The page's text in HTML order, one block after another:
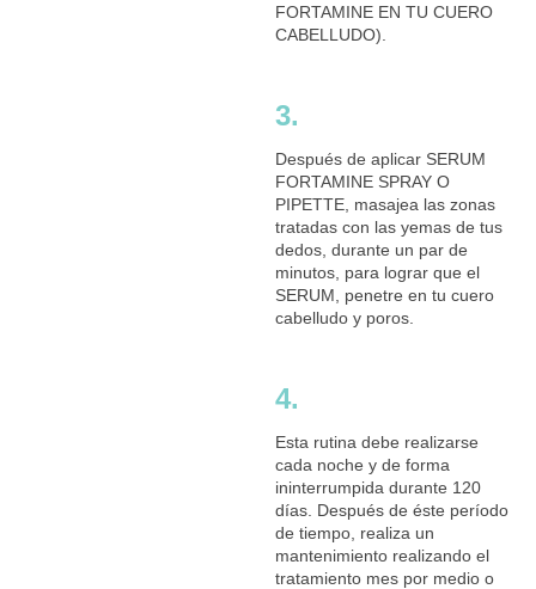
FORTAMINE EN TU CUERO
CABELLUDO).
3.
Después de aplicar SERUM
FORTAMINE SPRAY O
PIPETTE, masajea las zonas
tratadas con las yemas de tus
dedos, durante un par de
minutos, para lograr que el
SERUM, penetre en tu cuero
cabelludo y poros.
4.
Esta rutina debe realizarse
cada noche y de forma
ininterrumpida durante 120
días. Después de éste período
de tiempo, realiza un
mantenimiento realizando el
tratamiento mes por medio o